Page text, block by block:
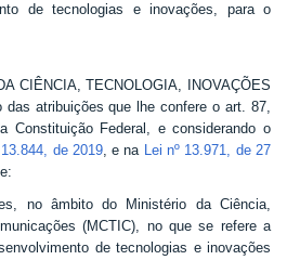
de tecnologias e inovações, para o
CIÊNCIA, TECNOLOGIA, INOVAÇÕES
das atribuições que lhe confere o art. 87,
Constituição Federal, e considerando o
13.844, de 2019, e na Lei nº 13.971, de 27
no âmbito do Ministério da Ciência,
(MCTIC), no que se refere a
de tecnologias e inovações